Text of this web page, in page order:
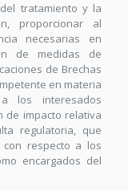
tratamiento y la
proporcionar al
necesarias en
de medidas de
de Brechas
en materia
los interesados
de impacto relativa
regulatoria, que
respecto a los
encargados del